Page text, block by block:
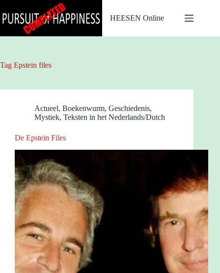
naar
de
HEESEN Online
Tag Epstein files
Actueel, Boekenwurm, Geschiedenis,
Mystiek, Teksten in het Nederlands/Dutch
De Epstein Files